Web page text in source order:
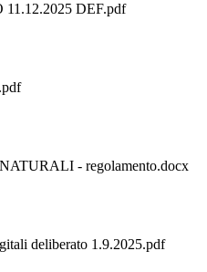
DEF.pdf
- regolamento.docx
deliberato 1.9.2025.pdf